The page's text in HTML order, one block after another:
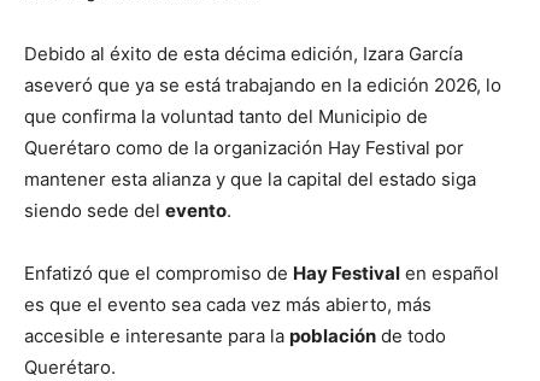
Debido al éxito de esta décima edición, Izara García
aseveró que ya se está trabajando en la edición 2026, lo
que confirma la voluntad tanto del Municipio de
Querétaro como de la organización Hay Festival por
mantener esta alianza y que la capital del estado siga
siendo sede del evento.
Enfatizó que el compromiso de Hay Festival en español
es que el evento sea cada vez más abierto, más
accesible e interesante para la población de todo
Querétaro.